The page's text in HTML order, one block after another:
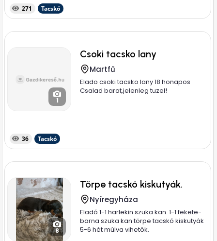
271 Tacskó
1
Csoki tacsko lany
Martfű
Elado csoki tacsko lany 18 honapos
Csalad barat,jelenleg tuzel!
36 Tacskó
8
Törpe tacskó kiskutyák.
Nyíregyháza
Eladó 1-1 harlekin szuka kan. 1-1 fekete-
barna szuka kan törpe tacskó kiskutyák
5-6 hét múlva vihetök.